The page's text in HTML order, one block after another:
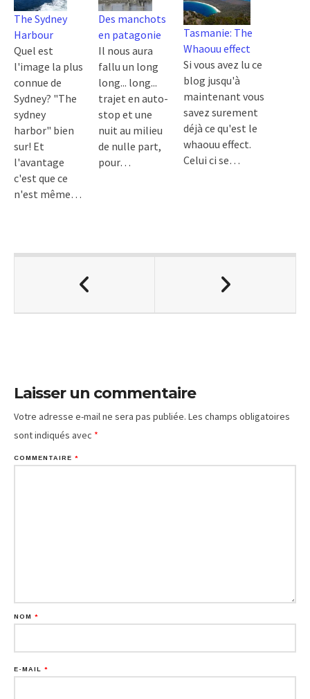
The Sydney
Harbour
Quel est
l'image la plus
connue de
Sydney? "The
sydney
harbor" bien
sur! Et
l'avantage
c'est que ce
n'est même…
Des manchots
en patagonie
Il nous aura
fallu un long
long... long...
trajet en auto-
stop et une
nuit au milieu
de nulle part,
pour…
Tasmanie: The
Whaouu effect
Si vous avez lu ce
blog jusqu'à
maintenant vous
savez surement
déjà ce qu'est le
whaouu effect.
Celui ci se…
Laisser un commentaire
Votre adresse e-mail ne sera pas publiée. Les champs obligatoires
sont indiqués avec *
COMMENTAIRE *
NOM *
E-MAIL *